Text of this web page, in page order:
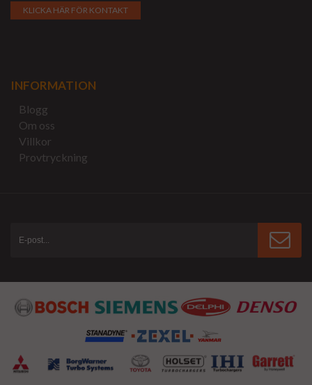
KLICKA HÄR FÖR KONTAKT
INFORMATION
Blogg
Om oss
Villkor
Provtryckning